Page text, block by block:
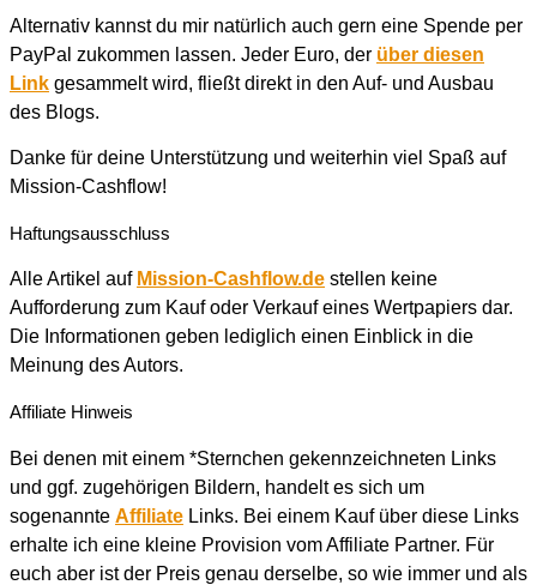
Alternativ kannst du mir natürlich auch gern eine Spende per
PayPal zukommen lassen. Jeder Euro, der über diesen
Link gesammelt wird, fließt direkt in den Auf- und Ausbau
des Blogs.
Danke für deine Unterstützung und weiterhin viel Spaß auf
Mission-Cashflow!
Haftungsausschluss
Alle Artikel auf Mission-Cashflow.de stellen keine
Aufforderung zum Kauf oder Verkauf eines Wertpapiers dar.
Die Informationen geben lediglich einen Einblick in die
Meinung des Autors.
Affiliate Hinweis
Bei denen mit einem *Sternchen gekennzeichneten Links
und ggf. zugehörigen Bildern, handelt es sich um
sogenannte Affiliate Links. Bei einem Kauf über diese Links
erhalte ich eine kleine Provision vom Affiliate Partner. Für
euch aber ist der Preis genau derselbe, so wie immer und als